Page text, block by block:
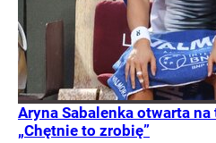
Aryna Sabalenka otwarta
„Chętnie to zrobię”